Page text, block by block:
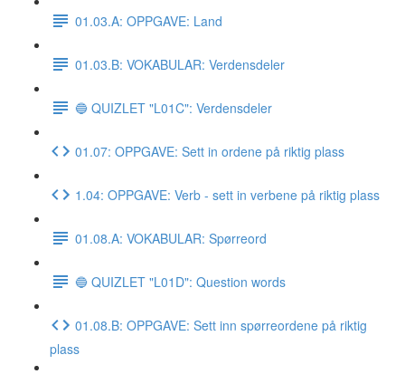
01.03.A: OPPGAVE: Land
01.03.B: VOKABULAR: Verdensdeler
🔵 QUIZLET "L01C": Verdensdeler
01.07: OPPGAVE: Sett in ordene på riktig plass
1.04: OPPGAVE: Verb - sett in verbene på riktig plass
01.08.A: VOKABULAR: Spørreord
🔵 QUIZLET "L01D": Question words
01.08.B: OPPGAVE: Sett inn spørreordene på riktig
plass